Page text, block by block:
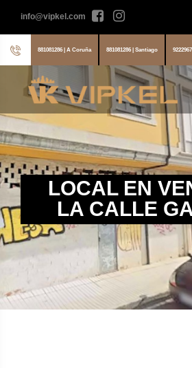
info@vipkel.com
881081286 | A Coruña 881081286 | Santiago
LOCAL EN
LA CALLE